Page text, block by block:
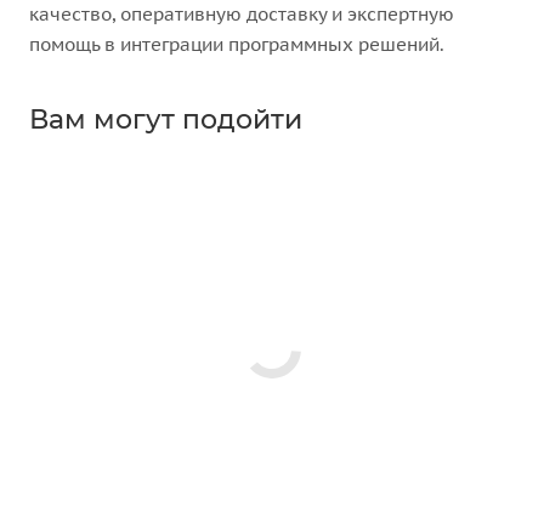
качество, оперативную доставку и экспертную
помощь в интеграции программных решений.
Вам могут подойти